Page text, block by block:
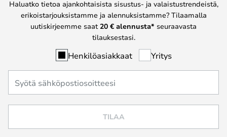
Haluatko tietoa ajankohtaisista sisustus- ja valaistustrendeistä,
erikoistarjouksistamme ja alennuksistamme? Tilaamalla
uutiskirjeemme saat 20 € alennusta* seuraavasta
tilauksestasi.
Henkilöasiakkaat Yritys
TILAA